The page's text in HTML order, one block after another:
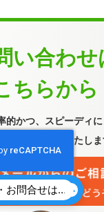
い合わせ
ちらから
的かつ、スピーディに
のサポートをいたしま
お申し込み・お問合せはこちら